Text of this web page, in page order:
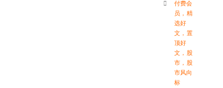
付费会
员 ， 精
选好
文 ， 置
顶好
文 ， 股
市 ， 股
市风向
标